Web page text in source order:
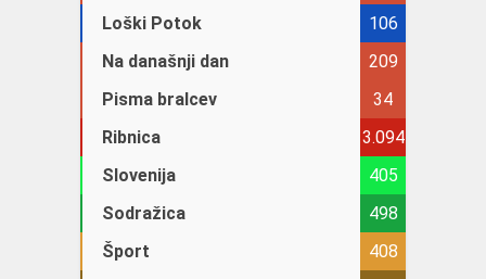
Loški Potok
106
Na današnji dan
209
Pisma bralcev
34
Ribnica
3.094
Slovenija
405
Sodražica
498
Šport
408